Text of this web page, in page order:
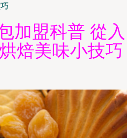
加盟科普 從入
焙美味小技巧